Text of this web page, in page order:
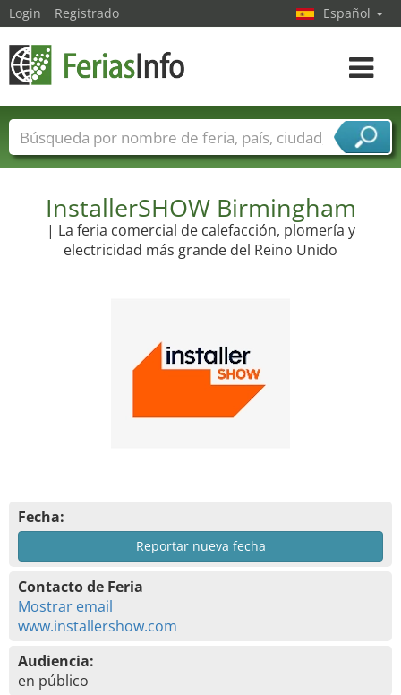
InstallerSHOW Birmingham
| La feria comercial de calefacción, plomería y
electricidad más grande del Reino Unido
Fecha:
Reportar nueva fecha
Contacto de Feria
Mostrar email
www.installershow.com
Audiencia:
en público
Login Registrado Español
toggle
Nombres de ferias Países
Ciudades
Sectores de proveedor de servicios